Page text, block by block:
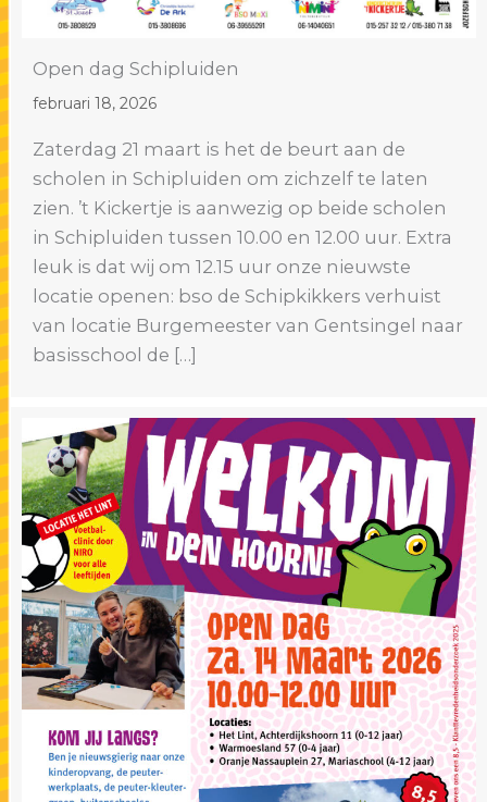
Open dag Schipluiden
februari 18, 2026
Zaterdag 21 maart is het de beurt aan de
scholen in Schipluiden om zichzelf te laten
zien. ’t Kickertje is aanwezig op beide scholen
in Schipluiden tussen 10.00 en 12.00 uur. Extra
leuk is dat wij om 12.15 uur onze nieuwste
locatie openen: bso de Schipkikkers verhuist
van locatie Burgemeester van Gentsingel naar
basisschool de […]